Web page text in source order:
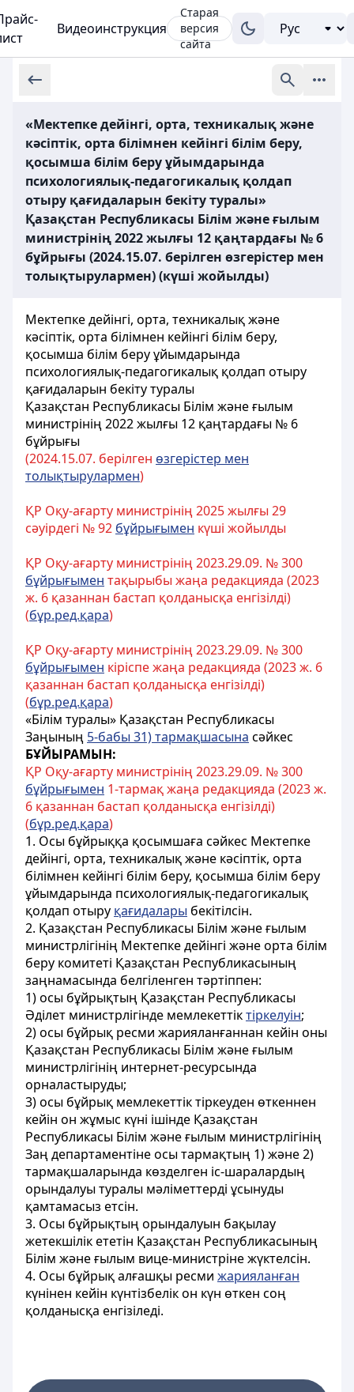
Видеоинструкция
Старая
версия
сайта
«Мектепке дейінгі, орта, техникалық және
кәсіптік, орта білімнен кейінгі білім беру,
қосымша білім беру ұйымдарында
психологиялық-педагогикалық қолдап
отыру қағидаларын бекіту туралы»
Қазақстан Республикасы Білім және ғылым
министрінің 2022 жылғы 12 қаңтардағы № 6
бұйрығы (2024.15.07. берілген өзгерістер мен
толықтырулармен) (күші жойылды)
Мектепке дейінгі, орта, техникалық және
кәсіптік, орта білімнен кейінгі білім беру,
қосымша білім беру ұйымдарында
психологиялық-педагогикалық қолдап отыру
қағидаларын бекіту туралы
Қазақстан Республикасы Білім және ғылым
министрінің 2022 жылғы 12 қаңтардағы № 6
бұйрығы
(2024.15.07. берілген өзгерістер мен
толықтырулармен)
ҚР Оқу-ағарту министрінің 2025 жылғы 29
сәуірдегі № 92 бұйрығымен күші жойылды
ҚР Оқу-ағарту министрінің 2023.29.09. № 300
бұйрығымен тақырыбы жаңа редакцияда (2023
ж. 6 қазаннан бастап қолданысқа енгізілді)
(бұр.ред.қара)
ҚР Оқу-ағарту министрінің 2023.29.09. № 300
бұйрығымен кіріспе жаңа редакцияда (2023 ж. 6
қазаннан бастап қолданысқа енгізілді)
(бұр.ред.қара)
«Білім туралы» Қазақстан Республикасы
Заңының 5-бабы 31) тармақшасына сәйкес
БҰЙЫРАМЫН:
ҚР Оқу-ағарту министрінің 2023.29.09. № 300
бұйрығымен 1-тармақ жаңа редакцияда (2023 ж.
6 қазаннан бастап қолданысқа енгізілді)
(бұр.ред.қара)
1. Осы бұйрыққа қосымшаға сәйкес Мектепке
дейінгі, орта, техникалық және кәсіптік, орта
білімнен кейінгі білім беру, қосымша білім беру
ұйымдарында психологиялық-педагогикалық
қолдап отыру қағидалары бекітілсін.
2. Қазақстан Республикасы Білім және ғылым
министрлігінің Мектепке дейінгі және орта білім
беру комитеті Қазақстан Республикасының
заңнамасында белгіленген тәртіппен:
1) осы бұйрықтың Қазақстан Республикасы
Әділет министрлігінде мемлекеттіктіркелуін;
2) осы бұйрық ресми жарияланғаннан кейін оны
Қазақстан Республикасы Білім және ғылым
министрлігінің интернет-ресурсында
орналастыруды;
3) осы бұйрық мемлекеттік тіркеуден өткеннен
кейін он жұмыс күні ішінде Қазақстан
Республикасы Білім және ғылым министрлігінің
Заң департаментіне осы тармақтың 1) және 2)
тармақшаларында көзделген іс-шаралардың
орындалуы туралы мәліметтерді ұсынуды
қамтамасыз етсін.
3. Осы бұйрықтың орындалуын бақылау
жетекшілік ететін Қазақстан Республикасының
Білім және ғылым вице-министріне жүктелсін.
4. Осы бұйрық алғашқы ресми жарияланған
күнінен кейін күнтізбелік он күн өткен соң
қолданысқа енгізіледі.